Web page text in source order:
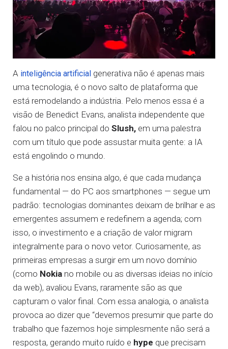
A inteligência artificial generativa não é apenas mais
uma tecnologia, é o novo salto de plataforma que
está remodelando a indústria. Pelo menos essa é a
visão de Benedict Evans, analista independente que
falou no palco principal do Slush, em uma palestra
com um título que pode assustar muita gente: a IA
está engolindo o mundo.
Se a história nos ensina algo, é que cada mudança
fundamental — do PC aos smartphones — segue um
padrão: tecnologias dominantes deixam de brilhar e as
emergentes assumem e redefinem a agenda; com
isso, o investimento e a criação de valor migram
integralmente para o novo vetor. Curiosamente, as
primeiras empresas a surgir em um novo domínio
(como Nokia no mobile ou as diversas ideias no início
da web), avaliou Evans, raramente são as que
capturam o valor final. Com essa analogia, o analista
provoca ao dizer que “devemos presumir que parte do
trabalho que fazemos hoje simplesmente não será a
resposta, gerando muito ruído e hype que precisam